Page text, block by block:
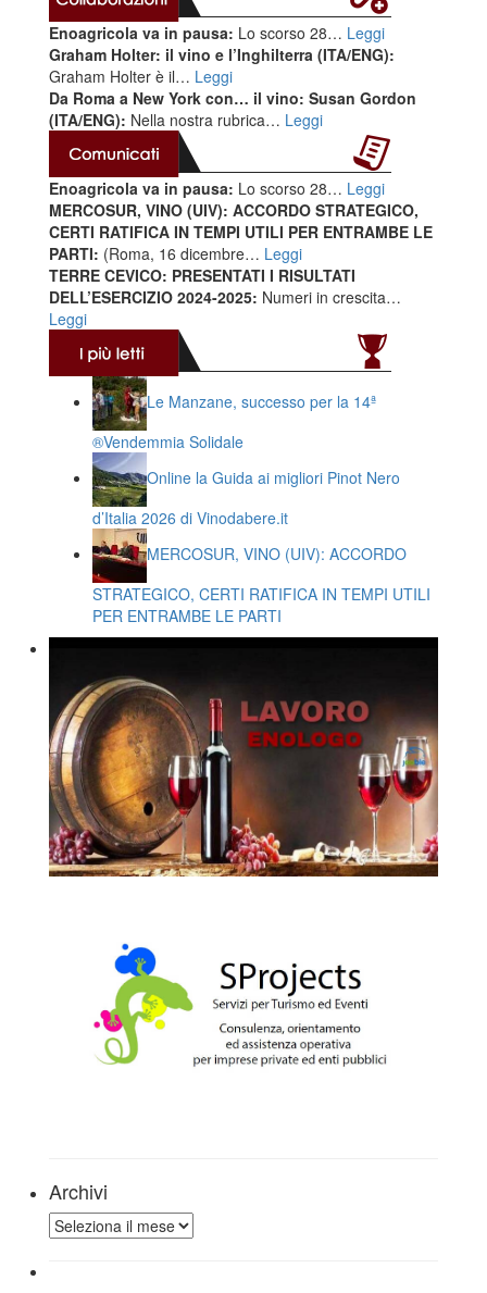
Enoagricola va in pausa: Lo scorso 28… Leggi
Graham Holter: il vino e l’Inghilterra (ITA/ENG):
Graham Holter è il… Leggi
Da Roma a New York con… il vino: Susan Gordon
(ITA/ENG): Nella nostra rubrica… Leggi
Enoagricola va in pausa: Lo scorso 28… Leggi
MERCOSUR, VINO (UIV): ACCORDO STRATEGICO,
CERTI RATIFICA IN TEMPI UTILI PER ENTRAMBE LE
PARTI: (Roma, 16 dicembre… Leggi
TERRE CEVICO: PRESENTATI I RISULTATI
DELL’ESERCIZIO 2024-2025: Numeri in crescita…
Leggi
Le Manzane, successo per la 14ª
®️Vendemmia Solidale
Online la Guida ai migliori Pinot Nero
d’Italia 2026 di Vinodabere.it
MERCOSUR, VINO (UIV): ACCORDO
STRATEGICO, CERTI RATIFICA IN TEMPI UTILI
PER ENTRAMBE LE PARTI
Archivi
Archivi